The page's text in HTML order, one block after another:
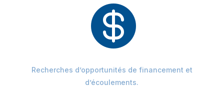

Recherches d’opportunités de financement et
d’écoulements.